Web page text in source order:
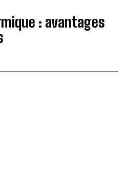
: avantages